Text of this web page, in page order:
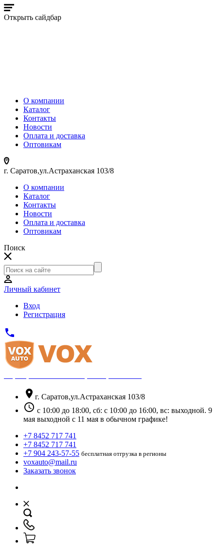
Открыть сайдбар
О компании
Каталог
Контакты
Новости
Оплата и доставка
Оптовикам
г. Саратов,ул.Астраханская 103/8
О компании
Каталог
Контакты
Новости
Оплата и доставка
Оптовикам
Поиск
Личный кабинет
Вход
Регистрация
phone
location_on г. Саратов,ул.Астраханская 103/8
schedule с 10:00 до 18:00, сб: с 10:00 до 16:00, вс: выходной. 9
мая выходной с 11 мая в обычном графике!
+7 8452 717 741
+7 8452 717 741
+7 904 243-57-55 бесплатная отгрузка в регионы
voxauto@mail.ru
Заказать звонок